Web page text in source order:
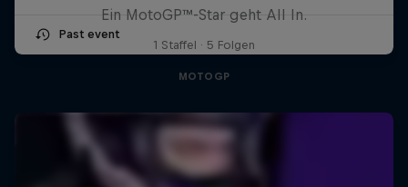
Past event
Ein MotoGP™-Star geht All In.
1 Staffel · 5 Folgen
MOTOGP